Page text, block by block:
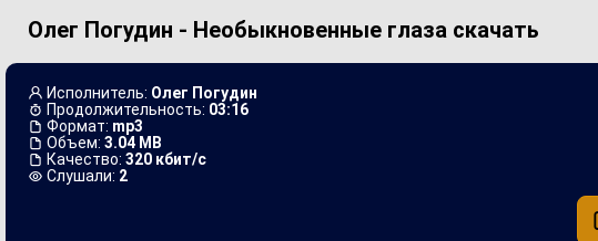
Главная Новинки
Олег Погудин - Необыкновенные глаза скачать
Исполнитель: Олег Погудин
Продолжительность: 03:16
Формат: mp3
Объем: 3.04 MB
Качество: 320 кбит/с
Слушали: 2